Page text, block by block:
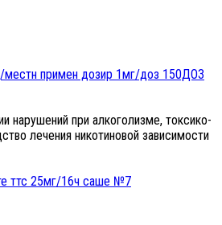
местн примен дозир 1мг/доз 150ДОЗ
нарушений при алкоголизме, токсико-
лечения никотиновой зависимости